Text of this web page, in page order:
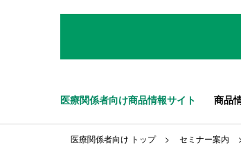
医療関係者向け商品情報サイト 商品
医療関係者向け トップ セミナー案内